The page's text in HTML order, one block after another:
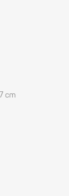
cm